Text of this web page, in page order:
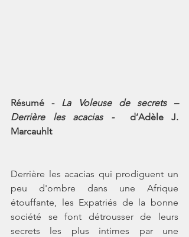
Résumé - La Voleuse de secrets –
Derrière les acacias -
d’Adèle J.
Marcauhlt
Derrière les acacias qui prodiguent un
peu d'ombre dans une Afrique
étouffante, les Expatriés de la bonne
société se font détrousser de leurs
secrets les plus intimes par une